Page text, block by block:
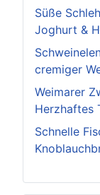
Süße
Joghurt &
cremiger
Weimarer
Herzhaftes
Schnelle